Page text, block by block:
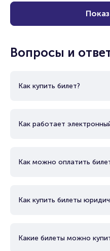
Вопросы и
Как купить билет?
Как работает
Как можно оплатить
Как купить билеты
Какие билеты можно